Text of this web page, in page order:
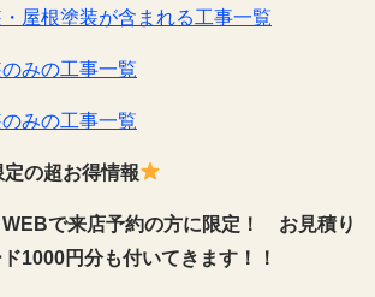
屋根塗装が含まれる工事一覧
みの工事一覧
みの工事一覧
の超お得情報
WEBで来店予約の方に限定！
お見積り
1000円分も付いてきます！！